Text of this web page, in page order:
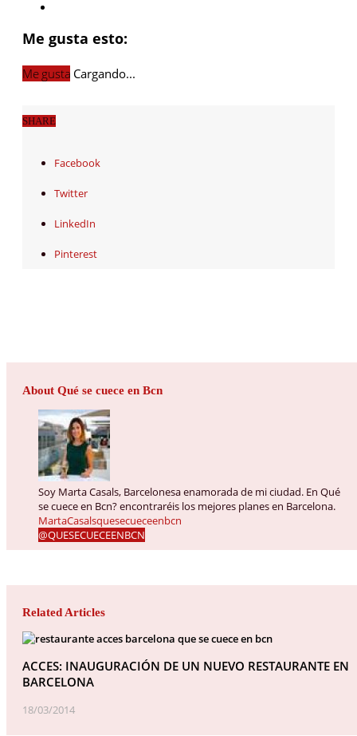
Me gusta esto:
Me gusta Cargando...
SHARE
Facebook
Twitter
LinkedIn
Pinterest
About Qué se cuece en Bcn
Soy Marta Casals, Barcelonesa enamorada de mi ciudad. En Qué
se cuece en Bcn? encontraréis los mejores planes en Barcelona.
MartaCasalsquesecueceenbcn
@QUESECUECEENBCN
Related Articles
ACCES: INAUGURACIÓN DE UN NUEVO RESTAURANTE EN
BARCELONA
18/03/2014